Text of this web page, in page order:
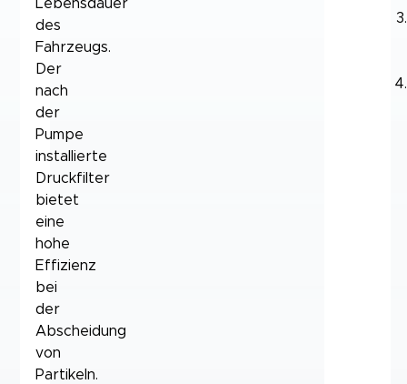
Lebensdauer
des
Fahrzeugs.
Der
nach
der
Pumpe
installierte
Druckfilter
bietet
eine
hohe
Effizienz
bei
der
Abscheidung
von
Partikeln.